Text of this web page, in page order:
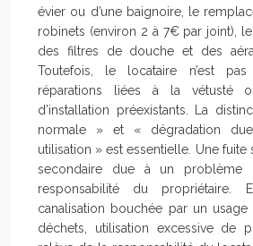
évier ou d’une baignoire, le
robinets (environ 2 à 7€ par joint),
des filtres de douche et des
Toutefois, le locataire n’est
réparations liées à la vétusté
d’installation préexistants. La
normale » et « dégradation
utilisation » est essentielle. Une fuite
secondaire due à un problème
responsabilité du propriétaire.
canalisation bouchée par un
déchets, utilisation excessive de